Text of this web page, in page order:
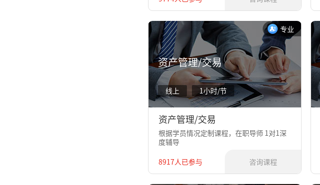
专业
资产管理/交易
线上 1小时/节
资产管理/交易
根据学员情况定制课程，在职导师 1对1深
度辅导
8917人已参与
咨询课程